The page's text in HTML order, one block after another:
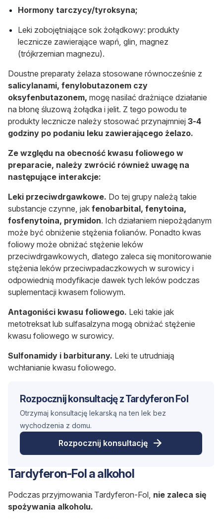
Hormony tarczycy/tyroksyna;
Leki zobojętniające sok żołądkowy: produkty
lecznicze zawierające wapń, glin, magnez
(trójkrzemian magnezu).
Doustne preparaty żelaza stosowane równocześnie z
salicylanami, fenylobutazonem czy
oksyfenbutazonem, mogę nasilać drażniące działanie
na błonę śluzową żołądka i jelit. Z tego powodu te
produkty lecznicze należy stosować przynajmniej 3-4
godziny po podaniu leku zawierającego żelazo.
Ze względu na obecność kwasu foliowego w
preparacie, należy zwrócić również uwagę na
następujące interakcje:
Leki przeciwdrgawkowe. Do tej grupy należą takie
substancje czynne, jak fenobarbital, fenytoina,
fosfenytoina, prymidon. Ich działaniem niepożądanym
może być obniżenie stężenia folianów. Ponadto kwas
foliowy może obniżać stężenie leków
przeciwdrgawkowych, dlatego zaleca się monitorowanie
stężenia leków przeciwpadaczkowych w surowicy i
odpowiednią modyfikacje dawek tych leków podczas
suplementacji kwasem foliowym.
Antagoniści kwasu foliowego. Leki takie jak
metotreksat lub sulfasalzyna mogą obniżać stężenie
kwasu foliowego w surowicy.
Sulfonamidy i barbiturany. Leki te utrudniają
wchłanianie kwasu foliowego.
Rozpocznij konsultację z Tardyferon Fol
Otrzymaj konsultację lekarską na ten lek bez
wychodzenia z domu.
Rozpocznij konsultację
Tardyferon-Fol a alkohol
Podczas przyjmowania Tardyferon-Fol, nie zaleca się
spożywania alkoholu.